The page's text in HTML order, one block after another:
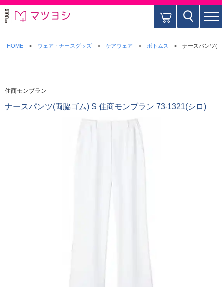
HOME ウェア・ナースグッズ ケアウェア ボトムス ナースパンツ(
住商モンブラン
ナースパンツ(両脇ゴム) S 住商モンブラン 73-1321(シロ)